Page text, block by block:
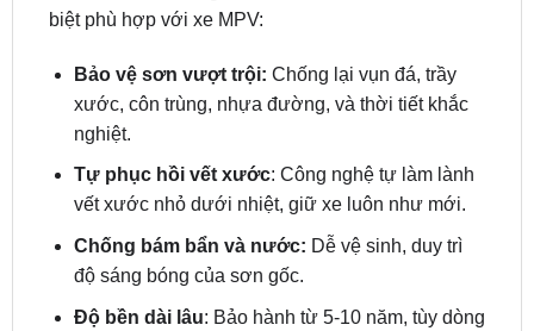
Bảo vệ sơn vượt trội:
nghiệt.
Tự phục hồi vết xước: Công nghệ tự làm lành
vết xước nhỏ dưới nhiệt, giữ xe luôn như mới.
Chống bám bẩn và nước:Dễ vệ sinh, duy trì
độ sáng bóng của sơn gốc.
Độ bền dài lâu: Bảo hành từ 5-10 năm, tùy dòng
sản phẩm.
Lắp đặt chuyên nghiệp:Thợ dán ủy quyền 3M